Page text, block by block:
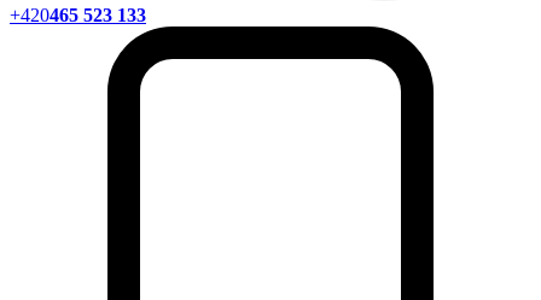
+420465 523 133